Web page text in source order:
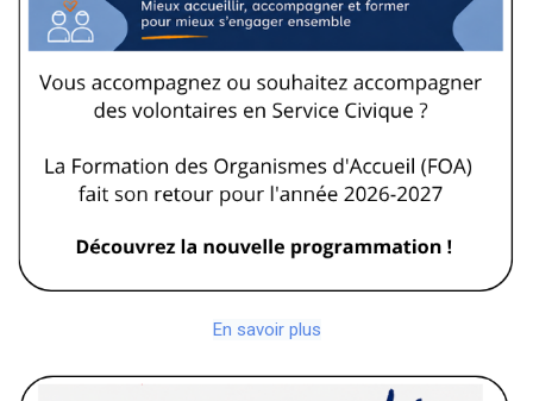
En savoir plus